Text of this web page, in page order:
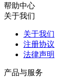
帮助中心
关于我们
关于我们
注册协议
法律声明
产品与服务